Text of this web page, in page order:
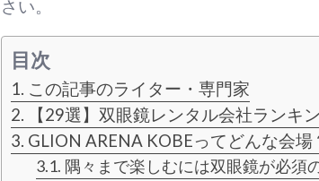
さい。
目次
この記事のライター・専門家
【29選】双眼鏡レンタル会社ランキ
GLION ARENA KOBEってどんな会場
隅々まで楽しむには双眼鏡が必須